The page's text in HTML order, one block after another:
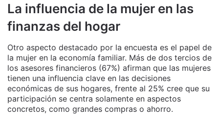
La influencia de la mujer en las
finanzas del hogar
Otro aspecto destacado por la encuesta es el papel de
la mujer en la economía familiar. Más de dos tercios de
los asesores financieros (67%) afirman que las mujeres
tienen una influencia clave en las decisiones
económicas de sus hogares, frente al 25% cree que su
participación se centra solamente en aspectos
concretos, como grandes compras o ahorro.